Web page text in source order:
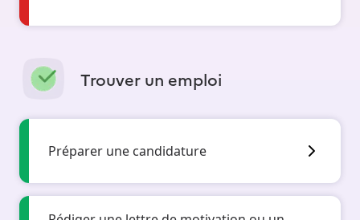
Trouver un emploi
Préparer une candidature